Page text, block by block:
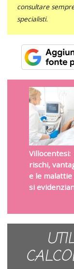
consultare
specialisti.
Villocentesi:
rischi,
e le malattie
si